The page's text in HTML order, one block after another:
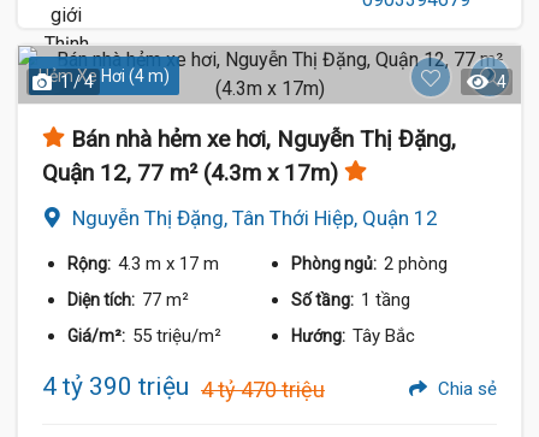
Hẻm Xe Hơi (4 m)
1 / 4 4
Bán nhà hẻm xe hơi, Nguyễn Thị Đặng,
Quận 12, 77 m² (4.3m x 17m)
Nguyễn Thị Đặng, Tân Thới Hiệp, Quận 12
Rộng: 4.3 m x 17 m Phòng ngủ: 2 phòng
Diện tích: 77 m² Số tầng: 1 tầng
Giá/m²: 55 triệu/m² Hướng: Tây Bắc
4 tỷ 390 triệu 4 tỷ 470 triệu Chia sẻ